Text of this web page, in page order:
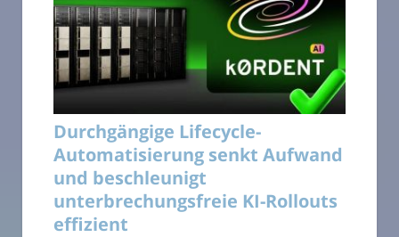
Durchgängige Lifecycle-
Automatisierung senkt Aufwand
und beschleunigt
unterbrechungsfreie KI-Rollouts
effizient